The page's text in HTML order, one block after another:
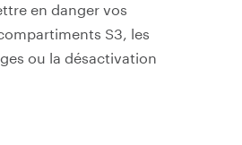
en danger vos
S3, les
ou la désactivation